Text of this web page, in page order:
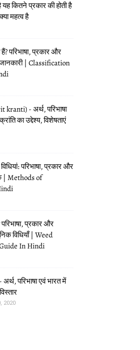
कितने प्रकार की होती है
महत्व है
परिभाषा, प्रकार और
जानकारी | Classification
kranti) - अर्थ, परिभाषा
का उद्देश्य, विशेषताएं
परिभाषा, प्रकार और
Methods of
प्रकार और
विधियाँ | Weed
In Hindi
परिभाषा एवं भारत में
2020